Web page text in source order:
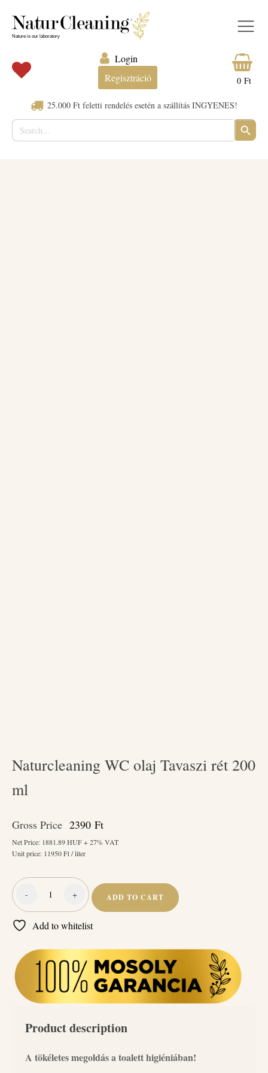
25.000 Ft feletti rendelés esetén a szállítás INGYENES!
Search
for:
SEARCH
BUTTON
Login
Regisztráció
0 Ft
Naturcleaning WC olaj Tavaszi rét 200
ml
Gross Price 2390 Ft
Net Price: 1881.89HUF + 27% VAT
Unit price: 11950Ft / liter
-
Naturcleaning
olaj
200
ml
quantity
+ ADD TO CART
Add to whitelist
Product description
A tökéletes megoldás a toalett higiéniában!